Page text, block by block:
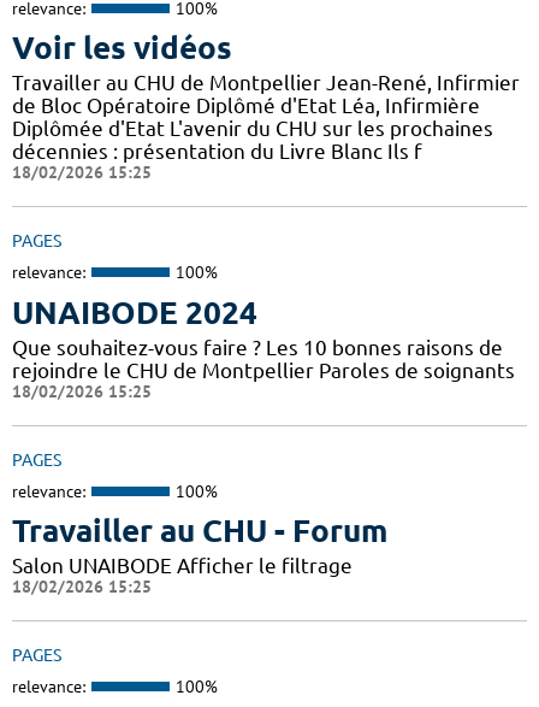
relevance: 100%
Voir les vidéos
Travailler au CHU de Montpellier Jean-René, Infirmier
de Bloc Opératoire Diplômé d'Etat Léa, Infirmière
Diplômée d'Etat L'avenir du CHU sur les prochaines
décennies : présentation du Livre Blanc Ils f
18/02/2026 15:25
PAGES
relevance: 100%
UNAIBODE 2024
Que souhaitez-vous faire ? Les 10 bonnes raisons de
rejoindre le CHU de Montpellier Paroles de soignants
18/02/2026 15:25
PAGES
relevance: 100%
Travailler au CHU - Forum
Salon UNAIBODE Afficher le filtrage
18/02/2026 15:25
PAGES
relevance: 100%